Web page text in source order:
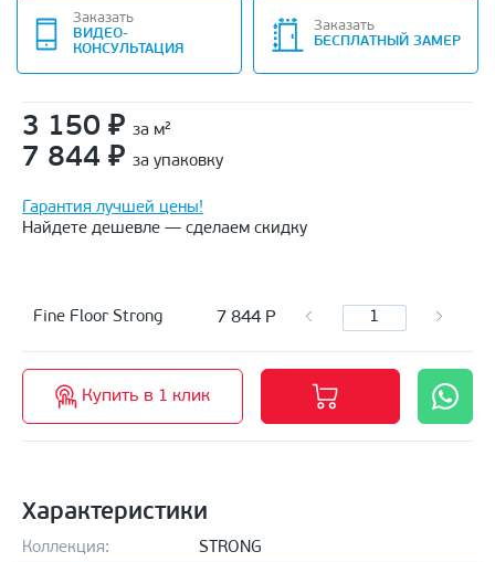
Заказать
ВИДЕО-
КОНСУЛЬТАЦИЯ
Заказать
БЕСПЛАТНЫЙ ЗАМЕР
3 150 ₽ за м²
7 844 ₽ за упаковку
Гарантия лучшей цены!
Найдете дешевле — сделаем скидку
Fine Floor Strong 7 844 Р
Купить в 1 клик
Характеристики
Коллекция: STRONG